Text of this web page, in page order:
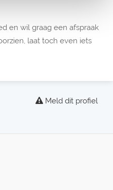
en wil graag een afspraak
laat toch even iets
Meld dit profiel